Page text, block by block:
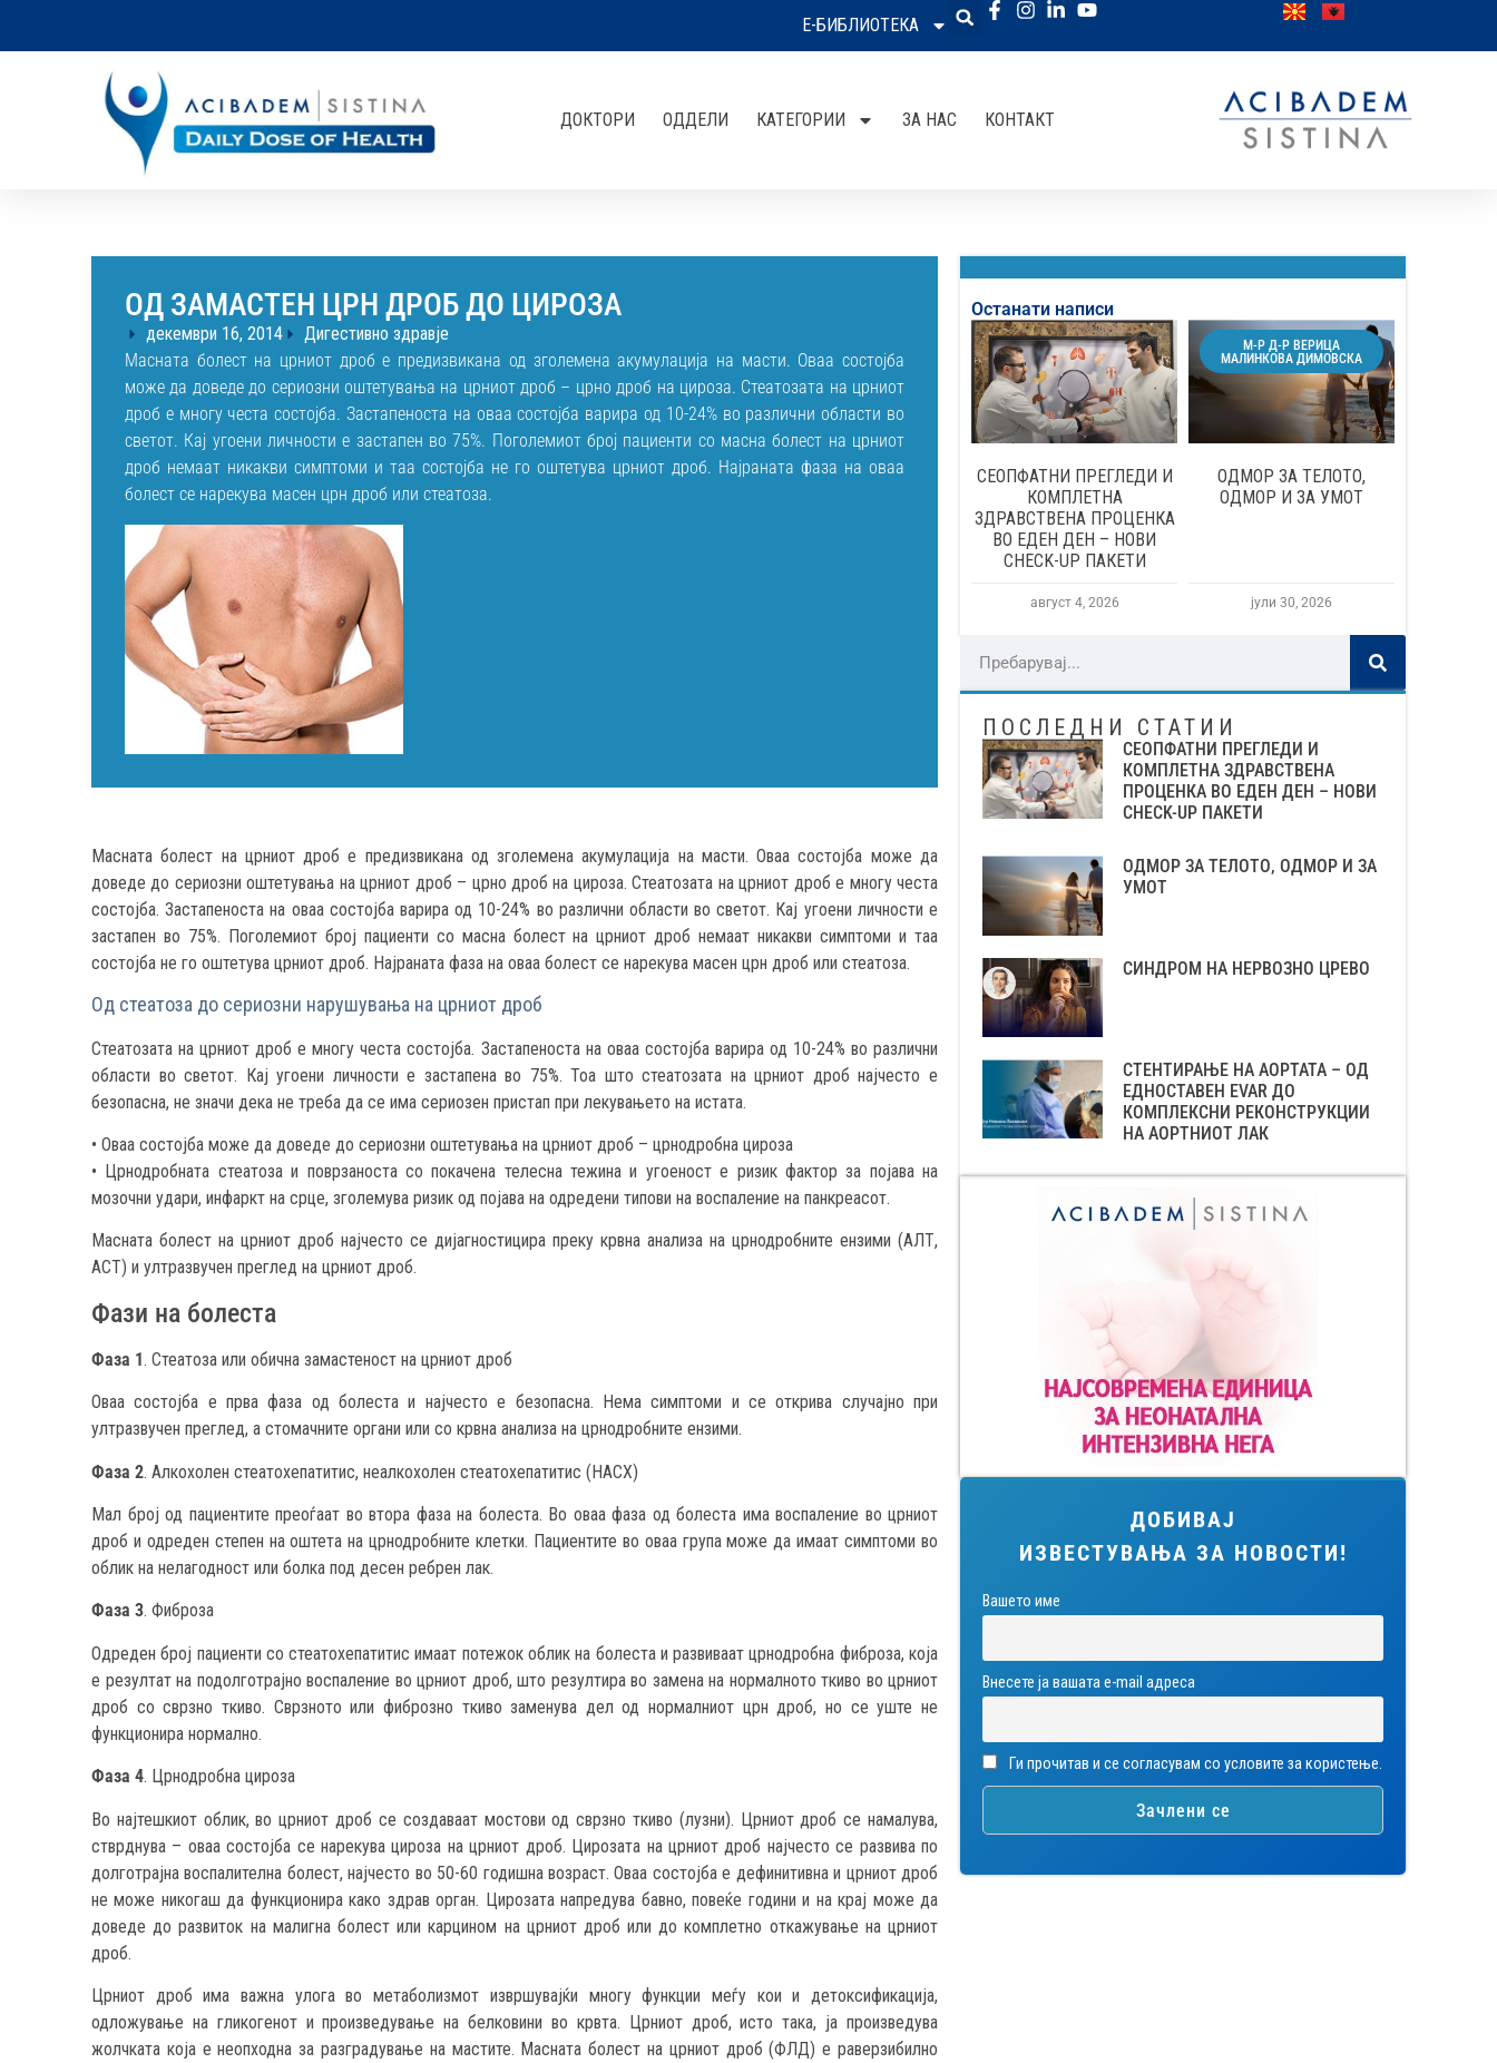
Е-БИБЛИОТЕКА
ДОКТОРИ ОДДЕЛИ КАТЕГОРИИ ЗА НАС КОНТАКТ
ОД ЗАМАСТЕН ЦРН ДРОБ ДО ЦИРОЗА
декември 16, 2014
Дигестивно здравје
Масната болест на црниот дроб е предизвикана од зголемена акумулација на масти. Оваа состојба
може да доведе до сериозни оштетувања на црниот дроб – црно дроб на цироза. Стеатозата на црниот
дроб е многу честа состојба. Застапеноста на оваа состојба варира од 10-24% во различни области во
светот. Кај угоени личности е застапен во 75%. Поголемиот број пациенти со масна болест на црниот
дроб немаат никакви симптоми и таа состојба не го оштетува црниот дроб. Најраната фаза на оваа
болест се нарекува масен црн дроб или стеатоза.
Масната болест на црниот дроб е предизвикана од зголемена акумулација на масти. Оваа состојба може да
доведе до сериозни оштетувања на црниот дроб – црно дроб на цироза. Стеатозата на црниот дроб е многу честа
состојба. Застапеноста на оваа состојба варира од 10-24% во различни области во светот. Кај угоени личности е
застапен во 75%. Поголемиот број пациенти со масна болест на црниот дроб немаат никакви симптоми и таа
состојба не го оштетува црниот дроб. Најраната фаза на оваа болест се нарекува масен црн дроб или стеатоза.
Од стеатоза до сериозни нарушувања на црниот дроб
Стеатозата на црниот дроб е многу честа состојба. Застапеноста на оваа состојба варира од 10-24% во различни
области во светот. Кај угоени личности е застапена во 75%. Тоа што стеатозата на црниот дроб најчесто е
безопасна, не значи дека не треба да се има сериозен пристап при лекувањето на истата.
• Оваа состојба може да доведе до сериозни оштетувања на црниот дроб – црнодробна цироза
• Црнодробната стеатоза и поврзаноста со покачена телесна тежина и угоеност е ризик фактор за појава на
мозочни удари, инфаркт на срце, зголемува ризик од појава на одредени типови на воспаление на панкреасот.
Масната болест на црниот дроб најчесто се дијагностицира преку крвна анализа на црнодробните ензими (АЛТ,
АСТ) и ултразвучен преглед на црниот дроб.
Фази на болеста
Фаза 1. Стеатоза или обична замастеност на црниот дроб
Оваа состојба е прва фаза од болеста и најчесто е безопасна. Нема симптоми и се открива случајно при
ултразвучен преглед, а стомачните органи или со крвна анализа на црнодробните ензими.
Фаза 2. Алкохолен стеатохепатитис, неалкохолен стеатохепатитис (НАСХ)
Мал број од пациентите преоѓаат во втора фаза на болеста. Во оваа фаза од болеста има воспаление во црниот
дроб и одреден степен на оштета на црнодробните клетки. Пациентите во оваа група може да имаат симптоми во
облик на нелагодност или болка под десен ребрен лак.
Фаза 3. Фиброза
Одреден број пациенти со стеатохепатитис имаат потежок облик на болеста и развиваат црнодробна фиброза, која
е резултат на подолготрајно воспаление во црниот дроб, што резултира во замена на нормалното ткиво во црниот
дроб со сврзно ткиво. Сврзното или фиброзно ткиво заменува дел од нормалниот црн дроб, но се уште не
функционира нормално.
Фаза 4. Црнодробна цироза
Во најтешкиот облик, во црниот дроб се создаваат мостови од сврзно ткиво (лузни). Црниот дроб се намалува,
стврднува – оваа состојба се нарекува цироза на црниот дроб. Цирозата на црниот дроб најчесто се развива по
долготрајна воспалителна болест, најчесто во 50-60 годишна возраст. Оваа состојба е дефинитивна и црниот дроб
не може никогаш да функционира како здрав орган. Цирозата напредува бавно, повеќе години и на крај може да
доведе до развиток на малигна болест или карцином на црниот дроб или до комплетно откажување на црниот
дроб.
Црниот дроб има важна улога во метаболизмот извршувајќи многу функции меѓу кои и детоксификација,
одложување на гликогенот и произведување на белковини во крвта. Црниот дроб, исто така, ја произведува
жолчката која е неопходна за разградување на мастите. Масната болест на црниот дроб (ФЛД) е раверзибилно
Останати написи
СЕОПФАТНИ ПРЕГЛЕДИ И
КОМПЛЕТНА
ЗДРАВСТВЕНА ПРОЦЕНКА
ВО ЕДЕН ДЕН – НОВИ
CHECK-UP ПАКЕТИ
август 4, 2026
М-Р Д-Р ВЕРИЦА
МАЛИНКОВА ДИМОВСКА
ОДМОР ЗА ТЕЛОТО,
ОДМОР И ЗА УМОТ
јули 30, 2026
ПОСЛЕДНИ СТАТИИ
СЕОПФАТНИ ПРЕГЛЕДИ И
КОМПЛЕТНА ЗДРАВСТВЕНА
ПРОЦЕНКА ВО ЕДЕН ДЕН – НОВИ
CHECK-UP ПАКЕТИ
ОДМОР ЗА ТЕЛОТО, ОДМОР И ЗА
УМОТ
СИНДРОМ НА НЕРВОЗНО ЦРЕВО
СТЕНТИРАЊЕ НА АОРТАТА – ОД
ЕДНОСТАВЕН EVAR ДО
КОМПЛЕКСНИ РЕКОНСТРУКЦИИ
НА АОРТНИОТ ЛАК
ДОБИВАЈ
ИЗВЕСТУВАЊА ЗА НОВОСТИ!
Вашето име
Внесете ја вашата е-mail адреса
Ги прочитав и се согласувам со условите за користење.